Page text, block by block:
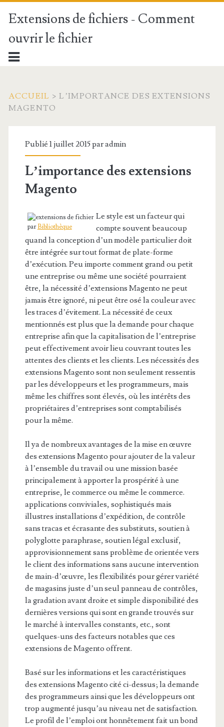
Extensions de fichiers - Comment
ouvrir le fichier
ACCUEIL > L’IMPORTANCE DES EXTENSIONS
MAGENTO
Publié 1 juillet 2015 paradmin
L’importance des extensions
Magento
parBibliothèque
Le style est un facteur qui
compte souvent beaucoup
quand la conception d’un modèle particulier doit
être intégrée sur tout format de plate-forme
d’exécution. Peu importe comment grand ou petit
une entreprise ou même une société pourraient
être, la nécessité d’extensions Magento ne peut
jamais être ignoré, ni peut être osé la couleur avec
les traces d’évitement. La nécessité de ceux
mentionnés est plus que la demande pour chaque
entreprise afin que la capitalisation de l’entreprise
peut effectivement avoir lieu couvrant toutes les
attentes des clients et les clients. Les nécessités des
extensions Magento sont non seulement ressentis
par les développeurs et les programmeurs, mais
même les chiffres sont élevés, où les intérêts des
propriétaires d’entreprises sont comptabilisés
pour la même.
Il ya de nombreux avantages de la mise en œuvre
des extensions Magento pour ajouter de la valeur
à l’ensemble du travail ou une mission basée
principalement à apporter la prospérité à une
entreprise, le commerce ou même le commerce.
applications conviviales, sophistiqués mais
illustres installations d’expédition, de contrôle
sans tracas et écrasante des substituts, soutien à
polyglotte paraphrase, soutien légal exclusif,
approvisionnement sans problème de orientée vers
le client des informations sans aucune intervention
de main-d’œuvre, les flexibilités pour gérer variété
de magasins juste d’un seul panneau de contrôles,
la gradation avant droite et simple disponibilité des
dernières versions qui sont en grande trouvés sur
le marché à intervalles constants, etc., sont
quelques-uns des facteurs notables que ces
extensions de Magento offrent.
Basé sur les informations et les caractéristiques
des extensions Magento cité ci-dessus; la demande
des programmeurs ainsi que les développeurs ont
trop augmenté jusqu’au niveau net de satisfaction.
Le profil de l’emploi ont honnêtement fait un bond